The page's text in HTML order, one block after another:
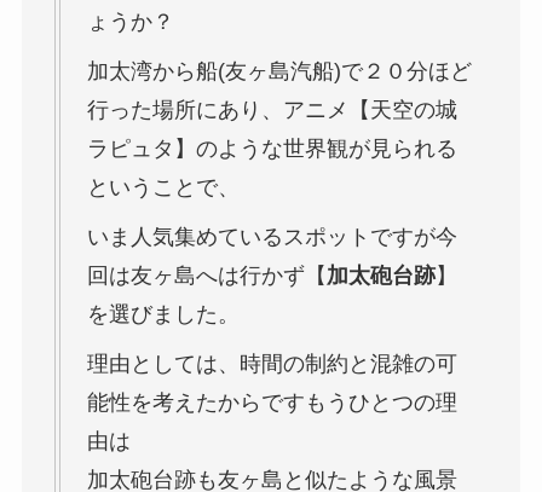
ょうか？
加太湾から船(友ヶ島汽船)で２０分ほど
行った場所にあり、アニメ【天空の城
ラピュタ】のような世界観が見られる
ということで、
いま人気集めているスポットですが今
回は友ヶ島へは行かず【 加太砲台跡】
を選びました。
理由としては、時間の制約と混雑の可
能性を考えたからですもうひとつの理
由は
加太砲台跡も友ヶ島と似たような風景